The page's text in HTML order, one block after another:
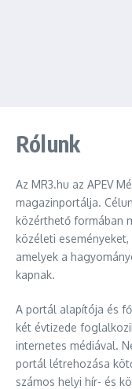
Rólunk
Az MR3.hu az APEV
magazinportálja.
közérthető formában
közéleti
amelyek a
kapnak.
A portál alapítója és
két évtizede
internetes médiával.
portál létrehozása
számos helyi hír- és